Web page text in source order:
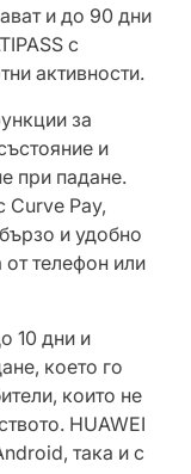
и до 90 дни
с
активности.
за
и
при падане.
Curve Pay,
и удобно
от телефон или
10 дни и
което го
които не
HUAWEI
така и с